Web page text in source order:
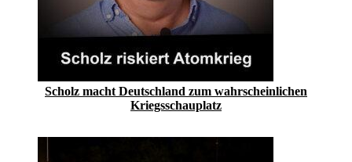
Scholz macht Deutschland zum wahrscheinlichen
Kriegsschauplatz